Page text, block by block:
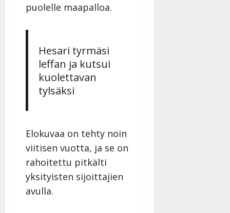
puolelle maapalloa.
Hesari tyrmäsi
leffan ja kutsui
kuolettavan
tylsäksi
Elokuvaa on tehty noin
viitisen vuotta, ja se on
rahoitettu pitkälti
yksityisten sijoittajien
avulla.